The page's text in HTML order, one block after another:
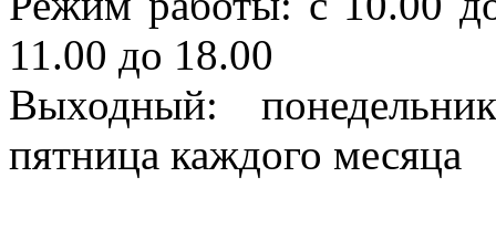
11.00 до 18.00
Выходный:
пятница каждого месяца